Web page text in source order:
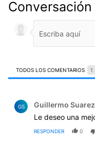
Conversación
TODOS LOS COMENTARIOS 1
GS Guillermo Suarez
Le deseo una
RESPONDER 0